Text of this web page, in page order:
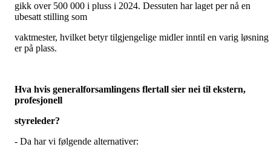
gikk over 500 000 i pluss i 2024. Dessuten har laget per nå en
ubesatt stilling som
vaktmester, hvilket betyr tilgjengelige midler inntil en varig løsning
er på plass.
Hva hvis generalforsamlingens flertall sier nei til ekstern,
profesjonell
styreleder?
- Da har vi følgende alternativer: